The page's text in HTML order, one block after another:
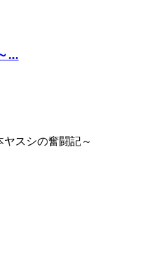
...
ヤスシの奮闘記～